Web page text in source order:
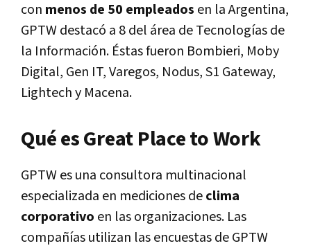
con menos de 50 empleados en la Argentina,
GPTW destacó a 8 del área de Tecnologías de
la Información. Éstas fueron Bombieri, Moby
Digital, Gen IT, Varegos, Nodus, S1 Gateway,
Lightech y Macena.
Qué es Great Place to Work
GPTW es una consultora multinacional
especializada en mediciones declima
corporativo en las organizaciones. Las
compañías utilizan las encuestas de GPTW